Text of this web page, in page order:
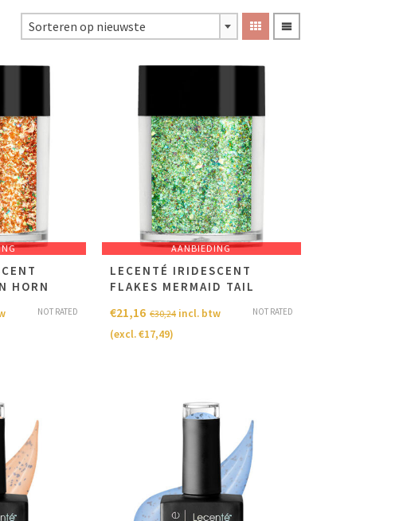
Sorteren op nieuwste
HORN
NOT RATED
AANBIEDING
LECENTÉ IRIDESCENT
FLAKES MERMAID TAIL
NOT RATED
€30,24
€21,16
incl. btw
(excl.€17,49)